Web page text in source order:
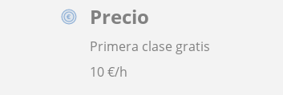
Precio
Primera clase gratis
10€/h